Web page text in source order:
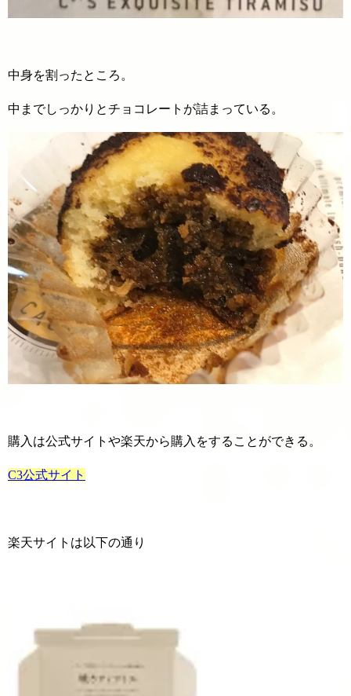
中身を割ったところ。
中までしっかりとチョコレートが詰まっている。
購入は公式サイトや楽天から購入をすることができる。
C3公式サイト
楽天サイトは以下の通り